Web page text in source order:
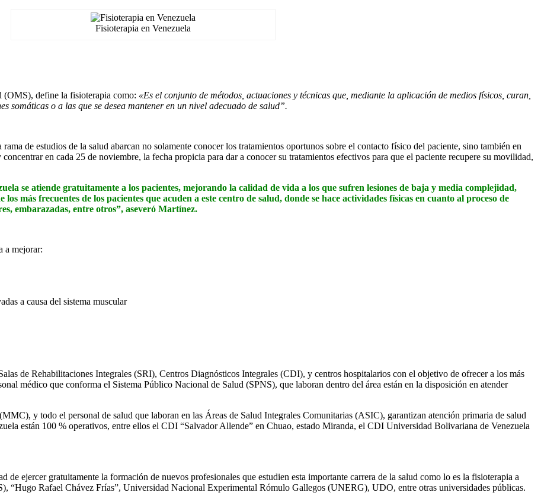
Fisioterapia en Venezuela
(OMS), define la fisioterapia como: «Es el conjunto de métodos, actuaciones y técnicas que, mediante la aplicación de medios físicos, curan,
somáticas o a las que se desea mantener en un nivel adecuado de salud”.
de estudios de la salud abarcan no solamente conocer los tratamientos oportunos sobre el contacto físico del paciente, sino también en
en cada 25 de noviembre, la fecha propicia para dar a conocer su tratamientos efectivos para que el paciente recupere su movilidad,
se atiende gratuitamente a los pacientes, mejorando la calidad de vida a los que sufren lesiones de baja y media complejidad,
más frecuentes de los pacientes que acuden a este centro de salud, donde se hace actividades físicas en cuanto al proceso de
embarazadas, entre otros”, aseveró Martínez.
a mejorar:
a causa del sistema muscular
de Rehabilitaciones Integrales (SRI), Centros Diagnósticos Integrales (CDI), y centros hospitalarios con el objetivo de ofrecer a los más
médico que conforma el Sistema Público Nacional de Salud (SPNS), que laboran dentro del área están en la disposición en atender
y todo el personal de salud que laboran en las Áreas de Salud Integrales Comunitarias (ASIC), garantizan atención primaria de salud
están 100 % operativos, entre ellos el CDI “Salvador Allende” en Chuao, estado Miranda, el CDI Universidad Bolivariana de Venezuela
ejercer gratuitamente la formación de nuevos profesionales que estudien esta importante carrera de la salud como lo es la fisioterapia a
“Hugo Rafael Chávez Frías”, Universidad Nacional Experimental Rómulo Gallegos (UNERG), UDO, entre otras universidades públicas.